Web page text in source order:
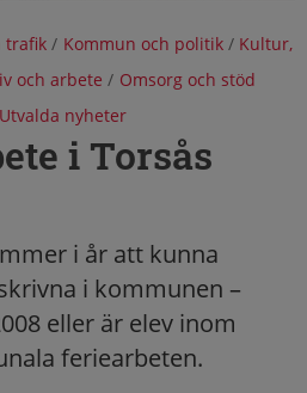
trafik/ Kommun och politik/ Kultur,
och arbete / Omsorg och stöd
Utvalda nyheter
i Torsås
i år att kunna
i kommunen –
eller är elev inom
feriearbeten.